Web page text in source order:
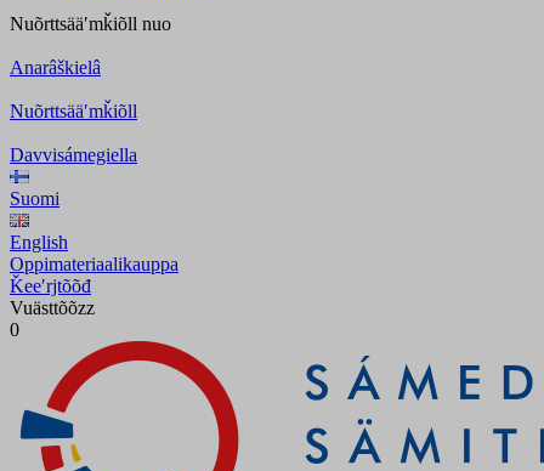
Nuõrttsääʹmǩiõll nuo
Anarâškielâ
Nuõrttsääʹmǩiõll
Davvisámegiella
Suomi
English
Oppimateriaalikauppa
Ǩeeʹrjtõõđ
Vuästtõõzz
0